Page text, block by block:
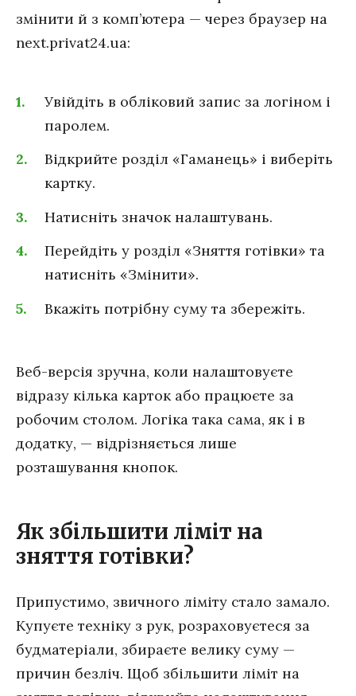
змінити й з комп’ютера — через браузер на
next.privat24.ua:
Увійдіть в обліковий запис за логіном і
паролем.
Відкрийте розділ «Гаманець» і виберіть
картку.
Натисніть значок налаштувань.
Перейдіть у розділ «Зняття готівки» та
натисніть «Змінити».
Вкажіть потрібну суму та збережіть.
Веб-версія зручна, коли налаштовуєте
відразу кілька карток або працюєте за
робочим столом. Логіка така сама, як і в
додатку, — відрізняється лише
розташування кнопок.
Як збільшити ліміт на
зняття готівки?
Припустимо, звичного ліміту стало замало.
Купуєте техніку з рук, розраховуєтеся за
будматеріали, збираєте велику суму —
причин безліч. Щоб збільшити ліміт на